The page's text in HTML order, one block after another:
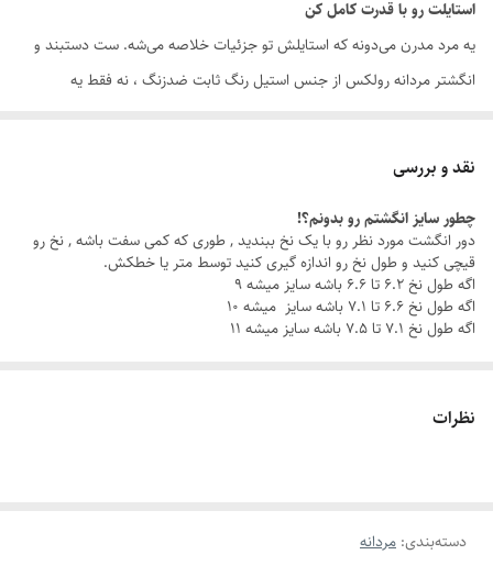
استایلت رو با قدرت کامل کن
یه مرد مدرن می‌دونه که استایلش تو جزئیات خلاصه می‌شه. ست دستبند و
انگشتر مردانه رولکس از جنس استیل رنگ ثابت ضدزنگ ، نه فقط یه
با این ست مردانه شیک ، چه تو یه جلسه کاری باشی، چه تو یه قرار دوستانه،
همیشه یه قدم از بقیه جلوتری.
چرا این ست خاصه؟
دستبند قابل تنظیم: سایز دستبند رو به راحتی با مچ دستت تنظیم کن و از
نقد و بررسی
چطور سایز انگشتم رو بدونم؟!
دور انگشت مورد نظر رو با یک نخ ببندید , طوری که کمی سفت باشه , نخ رو
قیچی کنید و طول نخ رو اندازه گیری کنید توسط متر یا خطکش.
اگه طول نخ ۶.۲ تا ۶.۶ باشه سایز میشه ۹
اگه طول نخ ۶.۶ تا ۷.۱ باشه سایز میشه ۱۰
اگه طول نخ ۷.۱ تا ۷.۵ باشه سایز میشه ۱۱
نظرات
دسته‌بندی: مردانه